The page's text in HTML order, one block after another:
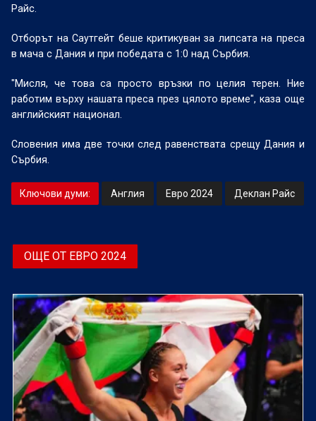
Райс.
Отборът на Саутгейт беше критикуван за липсата на преса
в мача с Дания и при победата с 1:0 над Сърбия.
"Мисля, че това са просто връзки по целия терен. Ние
работим върху нашата преса през цялото време", каза още
английският национал.
Словения има две точки след равенствата срещу Дания и
Сърбия.
Ключови думи: Англия Евро 2024 Деклан Райс
ОЩЕ ОТ ЕВРО 2024